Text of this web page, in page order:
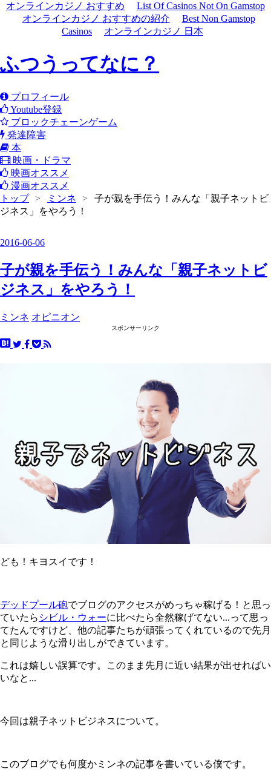
オンラインカジノ おすすめ
List Of Casinos Not On Gamstop
オンラインカジノ おすすめの紹介
Best Non Gamstop
Casinos
オンラインカジノ 日本
ふつうってなに？
プロフィール
Youtube登録
ブロックチェーンゲーム
発達障害
本
映画・ドラマ
映画オススメ
漫画オススメ
トップ
> ミンネ >
子が親を手伝う！みんな「親子ネットビ
ジネス」をやろう！
2016-06-06
子が親を手伝う！みんな「親子ネットビ
ジネス」をやろう！
ミンネ オピニオン
スポンサーリンク
ども！キヨスイです！
デッドプール砲でブログのアクセスがめっちゃ稼げる！と思っ
ていたら シビル・ウォーに比べたら全然稼げてない...って思っ
てたんですけど、他の記事たちが頑張ってくれているので先月
と同じような滑り出しができています。
これは嬉しい誤算です。このまま先月に近い結果が出せればい
いなと...
今回は親子ネットビジネスについて。
このブログでも何度かミンネの記事を書いている僕です。